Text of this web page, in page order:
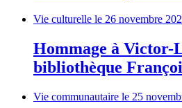
Vie culturelle le 26 novembre
Hommage à Victor-
bibliothèque
Vie communautaire le 25